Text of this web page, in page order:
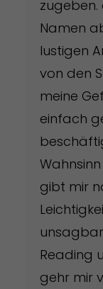
Namen
lustigen
von den
meine
einfach
gibt mir
Reading
gehr mir